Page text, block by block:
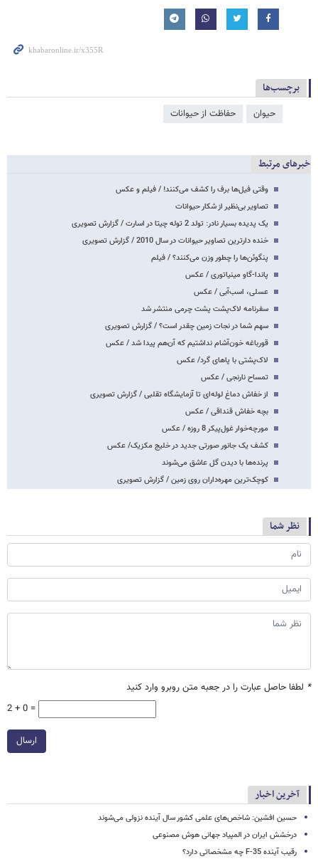
برچسب‌ها
حیوان حفاظت از حیوانات
خبرهای مرتبط
وقتی فیل‌ها برف را کشف می‌کنند! / فیلم و عکس
تصاویر بی‌نظیر از شکار حیوانات
یک پدیده بسیار نادر: تولد 2 توله چیتا در اسارت / گزارش تصویری
خنده دارترین تصاویر حیوانات در سال 2010 / گزارش تصویری
پنگوئن‌ها را چطور وزن می‌کنند؟ / فیلم
پاندا-گاو مینیاتوری / عکس
عسلی، اسب‌آبی / عکس
سفرنامه لاک‌پشت پشت چرمی منتشر شد
سهم شما در نجات زمین چقدر است؟ / گزارش تصویری
قورباغه خون‌آشام نداشتیم که آن‌هم پیدا شد / عکس
لاک‌پشتی با پاهای گرد/ عکس
تمساح نارنجی / عکس
از خفاش دماغ لوله‌ای تا آزمایشگاه تقلبی / گزارش تصویری
بچه خفاش قنداقی / عکس
مورچه‌خوار غول‌پیکر 8 روزه / عکس
کشف یک جانور صورتی جدید در خلیج مکزیک/ عکس
پرنده‌ها با دیدن گل عاشق می‌شوند
کوچک‌ترین مهره‌داران روی زمین / گزارش تصویری
نظر شما
* لطفا حاصل عبارت را در جعبه متن روبرو وارد کنید
2 + 0 =
ارسال
آخرین اخبار
حسین افشین: شاخص‌های علمی کشور سال آینده نزولی می‌شوند
درخشش ایران در المپیاد جهانی هوش مصنوعی
رقیب آینده F-35 چه مشخصاتی دارد؟